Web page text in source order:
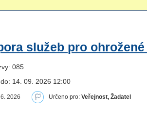
služeb pro
085
14. 09. 2026 12:00
2026 Určeno pro:Veřejnost, Žadatel